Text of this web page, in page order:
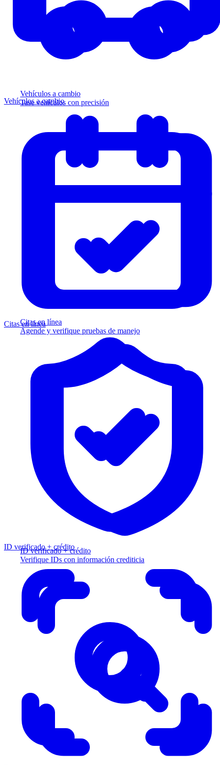
Vehículos a cambio
Tase vehículos con precisión
Citas en línea
Agende y verifique pruebas de manejo
ID verificado + crédito
Verifique IDs con información crediticia
Vehículos a cambio
Citas en línea
ID verificado + crédito